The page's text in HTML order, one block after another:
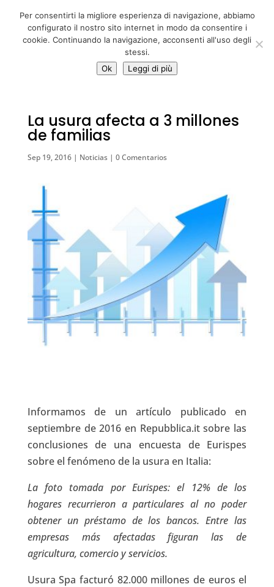
06 39725888
info@adventum.org
La usura afecta a 3 millones
de familias
Sep 19, 2016| Noticias| 0 Comentarios
Informamos de un artículo publicado en
septiembre de 2016 en Repubblica.it sobre las
conclusiones de una encuesta de Eurispes
sobre el fenómeno de la usura en Italia:
La foto tomada por Eurispes: el 12% de los
hogares recurrieron a particulares al no poder
obtener un préstamo de los bancos. Entre las
empresas más afectadas figuran las de
agricultura, comercio y servicios.
Usura Spa facturó 82.000 millones de euros el
Per consentirti la migliore esperienza di navigazione, abbiamo
configurato il nostro sito internet in modo da consentire i
cookie. Continuando la navigazione, acconsenti all'uso degli
stessi.
Ok
Leggi di più